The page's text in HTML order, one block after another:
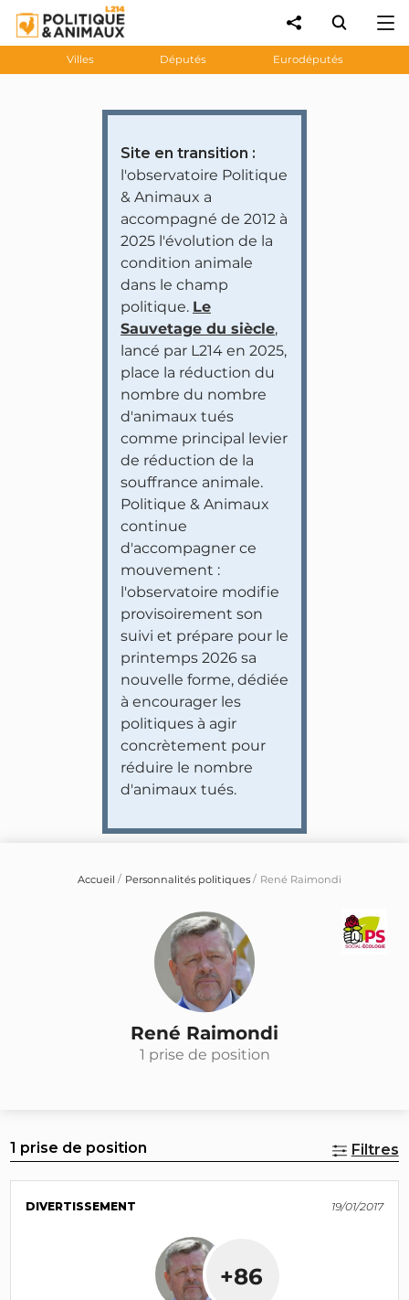
Villes Députés Eurodéputés
Site en transition :
l'observatoire Politique
& Animaux a
accompagné de 2012 à
2025 l'évolution de la
condition animale
dans le champ
politique. Le
Sauvetage du siècle,
lancé par L214 en 2025,
place la réduction du
nombre du nombre
d'animaux tués
comme principal levier
de réduction de la
souffrance animale.
Politique & Animaux
continue
d'accompagner ce
mouvement :
l'observatoire modifie
provisoirement son
suivi et prépare pour le
printemps 2026 sa
nouvelle forme, dédiée
à encourager les
politiques à agir
concrètement pour
réduire le nombre
d'animaux tués.
Accueil Personnalités politiques René Raimondi
René Raimondi
1 prise de position
1 prise de position Filtres
DIVERTISSEMENT 19/01/2017
+86